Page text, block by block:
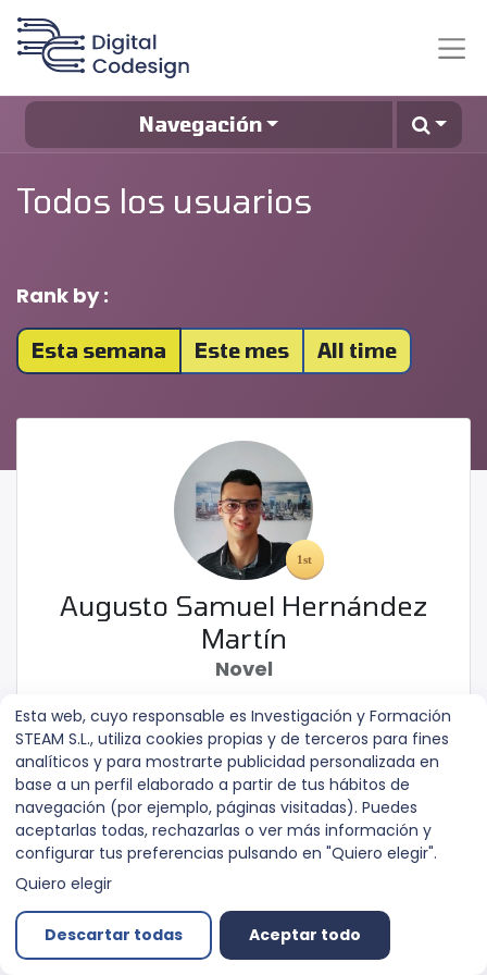
Navegación
Todos los usuarios
Rank by :
Esta semana Este mes All time
Augusto Samuel Hernández
Martín
Novel
15 XP 0 Insignias
2
Augusto Samuel
Hernández Martín
Novel
15 XP 0 Insignias
Esta web, cuyo responsable es Investigación y Formación
STEAM S.L., utiliza cookies propias y de terceros para fines
analíticos y para mostrarte publicidad personalizada en
base a un perfil elaborado a partir de tus hábitos de
navegación (por ejemplo, páginas visitadas). Puedes
aceptarlas todas, rechazarlas o ver más información y
configurar tus preferencias pulsando en "Quiero elegir".
Quiero elegir
Descartar todas Aceptar todo